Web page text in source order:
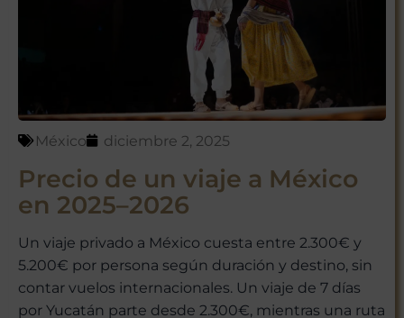
México diciembre 2, 2025
Precio de un viaje a México
en 2025–2026
Un viaje privado a México cuesta entre 2.300€ y
5.200€ por persona según duración y destino, sin
contar vuelos internacionales. Un viaje de 7 días
por Yucatán parte desde 2.300€, mientras una ruta